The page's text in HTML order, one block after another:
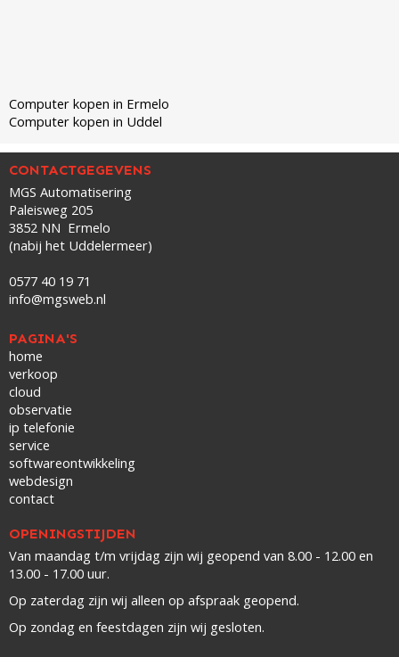
Computer kopen in Ermelo
Computer kopen in Uddel
CONTACTGEGEVENS
MGS Automatisering
Paleisweg 205
3852 NN Ermelo
(nabij het Uddelermeer)
0577 40 19 71
info@mgsweb.nl
PAGINA'S
home
verkoop
cloud
observatie
ip telefonie
service
softwareontwikkeling
webdesign
contact
OPENINGSTIJDEN
Van maandag t/m vrijdag zijn wij geopend van 8.00 - 12.00 en
13.00 - 17.00 uur.
Op zaterdag zijn wij alleen op afspraak geopend.
Op zondag en feestdagen zijn wij gesloten.